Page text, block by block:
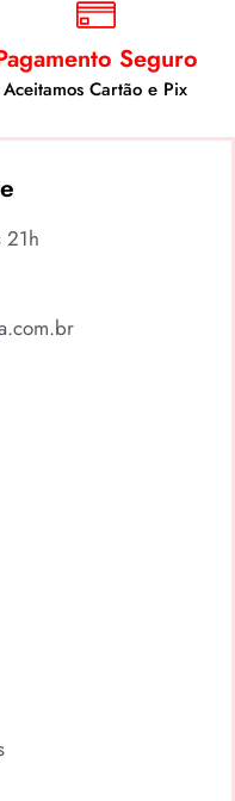
Seguro
Aceitamos Cartão e Pix
21h